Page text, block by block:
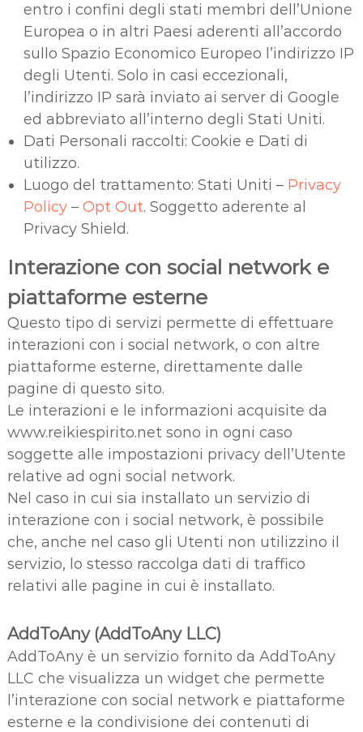
entro i confini degli stati membri dell’Unione
Europea o in altri Paesi aderenti all’accordo
sullo Spazio Economico Europeo l’indirizzo IP
degli Utenti. Solo in casi eccezionali,
l’indirizzo IP sarà inviato ai server di Google
ed abbreviato all’interno degli Stati Uniti.
Dati Personali raccolti: Cookie e Dati di
utilizzo.
Luogo del trattamento: Stati Uniti – Privacy
Policy– Opt Out. Soggetto aderente al
Privacy Shield.
Interazione con social network e
piattaforme esterne
Questo tipo di servizi permette di effettuare
interazioni con i social network, o con altre
piattaforme esterne, direttamente dalle
pagine di questo sito.
Le interazioni e le informazioni acquisite da
www.reikiespirito.net sono in ogni caso
soggette alle impostazioni privacy dell’Utente
relative ad ogni social network.
Nel caso in cui sia installato un servizio di
interazione con i social network, è possibile
che, anche nel caso gli Utenti non utilizzino il
servizio, lo stesso raccolga dati di traffico
relativi alle pagine in cui è installato.
AddToAny (AddToAny LLC)
AddToAny è un servizio fornito da AddToAny
LLC che visualizza un widget che permette
l’interazione con social network e piattaforme
esterne e la condivisione dei contenuti di